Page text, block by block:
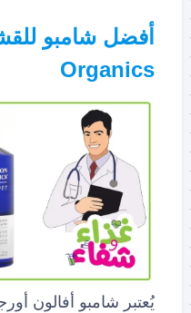
Organics
يُعتبر شامبو أفالون